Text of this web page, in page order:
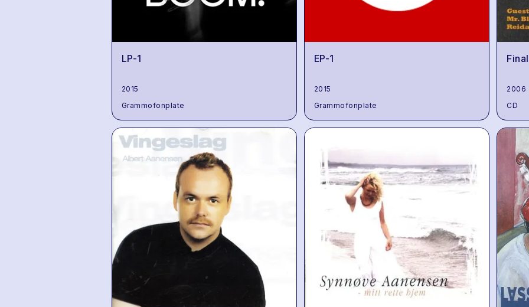
LP-1
2015
Grammofonplate
EP-1
2015
Grammofonplate
2006
CD